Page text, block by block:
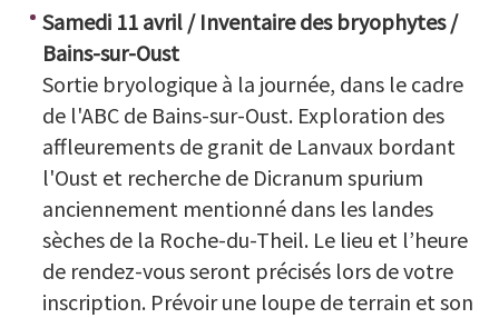
Samedi 11 avril / Inventaire des bryophytes /
Bains-sur-Oust
Sortie bryologique à la journée, dans le cadre
de l'ABC de Bains-sur-Oust. Exploration des
affleurements de granit de Lanvaux bordant
l'Oust et recherche de Dicranum spurium
anciennement mentionné dans les landes
sèches de la Roche-du-Theil. Le lieu et l’heure
de rendez-vous seront précisés lors de votre
inscription. Prévoir une loupe de terrain et son